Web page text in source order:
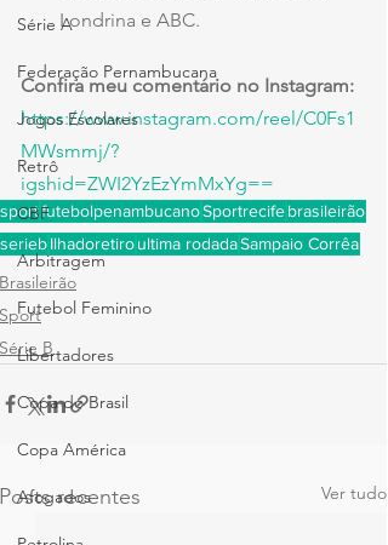
Série A
Federação Pernambucana
Jogos Escolares
Retrô
CBF
Arbitragem
Futebol Feminino
Libertadores
Copa do Brasil
Copa América
Afogados
Londrina e ABC.
Confira meu comentário no Instagram:
https://www.instagram.com/reel/C0Fs1
MWsmmj/?
igshid=ZWI2YzEzYmMxYg==
sportfutebolpenambucanoSportrecifebrasileirão
seriebIlhadoretiroultima rodadaSampaio Corrêa
Brasileirão
Sport
Série B
Posts recentes Ver tudo